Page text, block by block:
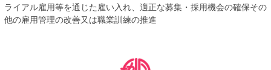
ライアル雇用等を通じた雇い入れ、適正な募集・採用機会の確保その
他の雇用管理の改善又は職業訓練の推進